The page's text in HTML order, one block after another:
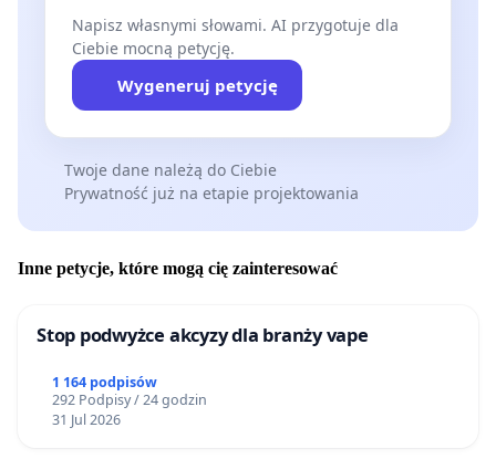
Napisz własnymi słowami. AI przygotuje dla
Ciebie mocną petycję.
Wygeneruj petycję
Twoje dane należą do Ciebie
Prywatność już na etapie projektowania
Inne petycje, które mogą cię zainteresować
Stop podwyżce akcyzy dla branży vape
1 164 podpisów
292 Podpisy / 24 godzin
31 Jul 2026